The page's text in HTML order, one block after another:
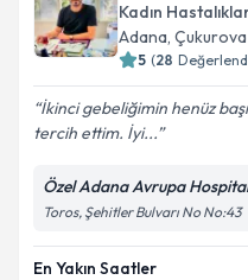
Kadın
Adana, Çukurova
5 (28
İkinci gebeliğimin henüz
tercih ettim. İyi...
Özel Adana Avrupa Hospital
Toros, Şehitler Bulvarı No No:43
En Yakın Saatler